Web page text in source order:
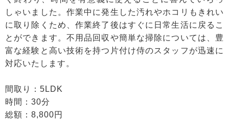
しゃいました。作業中に発生した汚れやホコリもきれい
に取り除くため、作業終了後はすぐに日常生活に戻るこ
とができます。不用品回収や簡単な掃除については、豊
富な経験と高い技術を持つ片付け侍のスタッフが迅速に
対応いたします。
間取り：5LDK
時間：30分
総額：8,800円